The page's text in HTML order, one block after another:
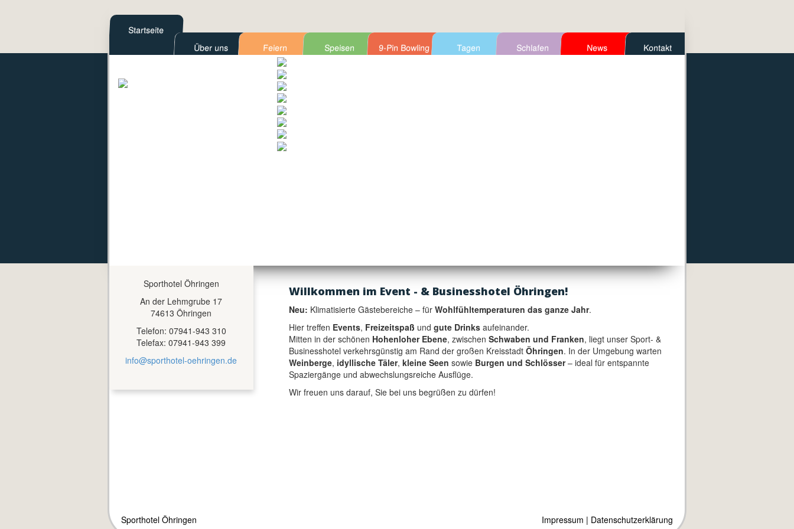
Startseite
Über uns
Feiern Speisen 9-Pin Bowling Tagen Schlafen News Kontakt
Sporthotel Öhringen
An der Lehmgrube 17
74613 Öhringen
Telefon: 07941-943 310
Telefax: 07941-943 399
info@sporthotel-oehringen.de
Willkommen im Event - & Businesshotel Öhringen!
Neu: Klimatisierte Gästebereiche – für Wohlfühltemperaturen das ganze Jahr.
Hier treffen Events, Freizeitspaß und gute Drinksaufeinander.
Mitten in der schönen Hohenloher Ebene, zwischen Schwaben und Franken, liegt unser Sport- &
Businesshotel verkehrsgünstig am Rand der großen Kreisstadt Öhringen. In der Umgebung warten
Weinberge, idyllische Täler, kleine Seen sowie Burgen und Schlösser– ideal für entspannte
Spaziergänge und abwechslungsreiche Ausflüge.
Wir freuen uns darauf, Sie bei uns begrüßen zu dürfen!
Sporthotel Öhringen Impressum | Datenschutzerklärung